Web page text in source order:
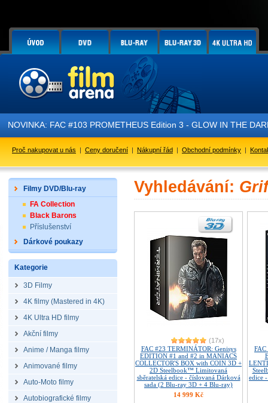
NOVINKA: FAC #103 PROMETHEUS Edition 3 - GLOW IN THE
Proč nakupovat u nás | Ceny doručení | Nákupní řád | Obchodní podmínky |
Filmy DVD/Blu-ray
FA Collection
Black Barons
Příslušenství
Dárkové poukazy
Kategorie
3D Filmy
4K filmy (Mastered in 4K)
4K Ultra HD filmy
Akční filmy
Anime / Manga filmy
Animované filmy
Auto-Moto filmy
Autobiografické filmy
Vyhledávání:
(17x)
FAC #23 TERMINÁTOR: Genisys
EDITION #1 and #2 in MANIACS
COLLECTOR'S BOX with COIN 3D +
2D Steelbook™ Limitovaná
sběratelská edice - číslovaná Dárková
sada (2 Blu-ray 3D + 4 Blu-ray)
14 999 Kč
edice